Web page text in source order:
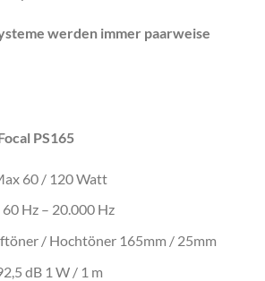
werden immer paarweise
PS165
60 / 120 Watt
Hz – 20.000 Hz
/ Hochtöner 165mm / 25mm
dB 1 W / 1 m